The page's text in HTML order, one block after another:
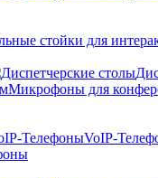
Микрофоны для
VoIP-